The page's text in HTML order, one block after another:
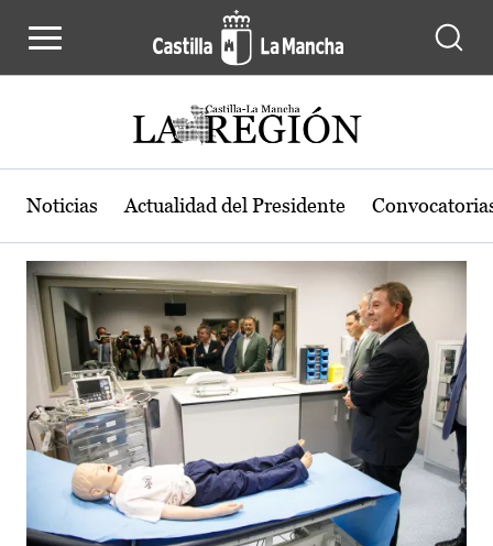
Actualidad de la región de Castilla-
Noticias Actualidad del Presidente